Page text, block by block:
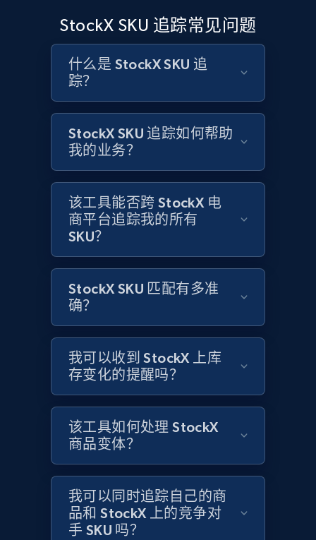
Title, Seller name, Brand, Description, Initial
price, Currency, Availability, Reviews count, and
more.
2.1K+
Amazon products global dataset - Collect
Amazon products by seller URL
Title, Seller name, Brand, Description, Initial
price, Currency, Availability, Reviews count, and
products from Brands URLs
Title, Seller name, Brand, Description, Initial
2.1K+ 375+ 立即开始
Home Depot US
URL, Domain, Country code, Model number,
StockX SKU 追踪常见问题
什么是 StockX SKU 追
踪？
StockX SKU 追踪如何帮助
我的业务？
该工具能否跨 StockX 电
商平台追踪我的所有
SKU？
StockX SKU 匹配有多准
确？
我可以收到 StockX 上库
存变化的提醒吗？
该工具如何处理 StockX
商品变体？
我可以同时追踪自己的商
品和 StockX 上的竞争对
手 SKU 吗？